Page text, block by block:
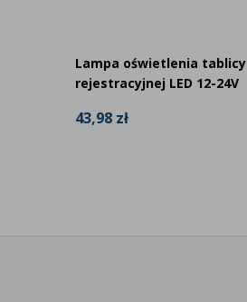
Lampa oświetlenia tablicy
rejestracyjnej LED 12-24V
43,98 zł